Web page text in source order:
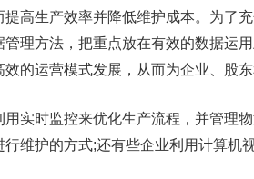
提高生产效率并降低维护成本。为了
管理方法，把重点放在有效的数据运
的运营模式发展，从而为企业、股东
用实时监控来优化生产流程，并管理
行维护的方式;还有些企业利用计算机